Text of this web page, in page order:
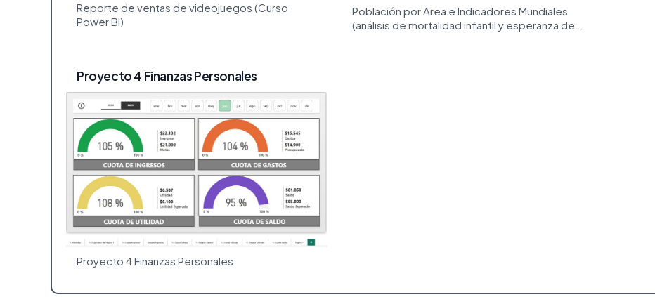
Reporte de ventas de videojuegos (Curso
Power BI)
Población por Area e Indicadores Mundiales
(análisis de mortalidad infantil y esperanza de
Proyecto 4 Finanzas Personales
Proyecto 4 Finanzas Personales